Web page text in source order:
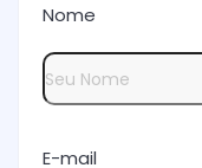
Nome
E-mail